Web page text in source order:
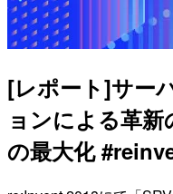
[レポート]サー
ョンによる革
の最大化